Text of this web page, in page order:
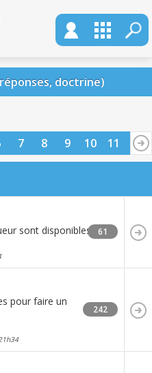
doctrine)
7 8 9 10 11
12
sont disponibles 61
pour faire un
242